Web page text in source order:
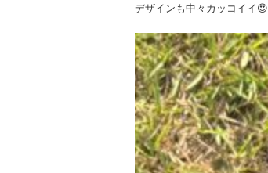
デザインも中々カッコイイ😍